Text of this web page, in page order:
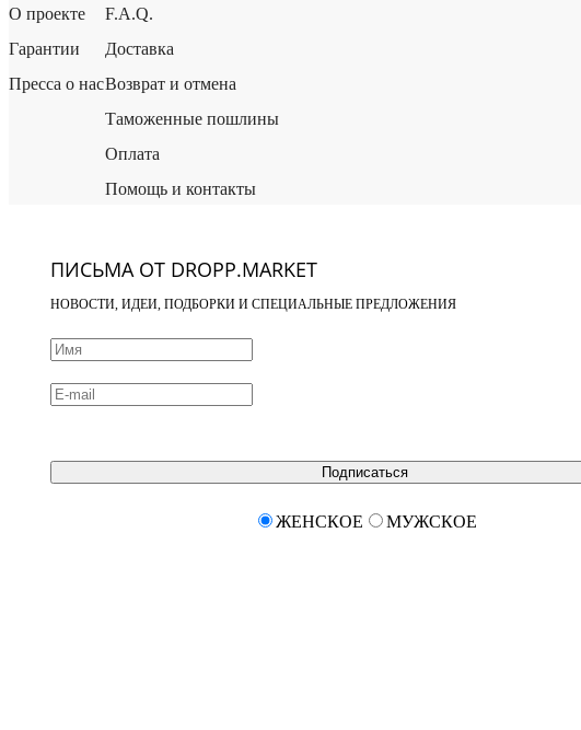
О проекте
Гарантии
Пресса о нас
F.A.Q.
Доставка
Возврат и отмена
Таможенные пошлины
Оплата
Помощь и контакты
ПИСЬМА ОТ DROPP.MARKET
НОВОСТИ, ИДЕИ, ПОДБОРКИ И СПЕЦИАЛЬНЫЕ ПРЕДЛОЖЕНИЯ
Подписаться
ЖЕНСКОЕ МУЖСКОЕ